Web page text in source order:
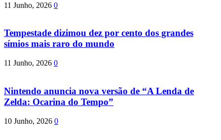
11 Junho, 2026 0
Tempestade dizimou dez por cento dos grandes
símios mais raro do mundo
11 Junho, 2026 0
Nintendo anuncia nova versão de “A Lenda de
Zelda: Ocarina do Tempo”
10 Junho, 2026 0